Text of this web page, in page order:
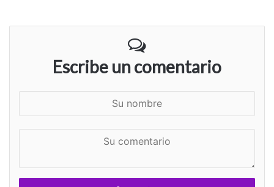
Escribe un comentario